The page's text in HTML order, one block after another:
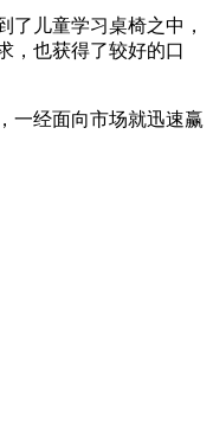
儿童学习桌椅之中，
，也获得了较好的口
一经面向市场就迅速赢